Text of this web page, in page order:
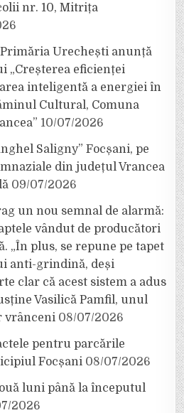
nr. 10, Mitrița
Urechești anunță
„Creșterea eficienței
inteligentă a energiei în
Cultural, Comuna
10/07/2026
Saligny” Focșani, pe
din județul Vrancea
09/07/2026
un nou semnal de alarmă:
vândut de producători
„În plus, se repune pe tapet
anti-grindină, deși
clar că acest sistem a adus
Vasilică Pamfil, unul
vrânceni 08/07/2026
pentru parcările
Focșani 08/07/2026
luni până la începutul
2026